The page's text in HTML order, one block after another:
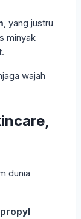
, yang justru
minyak
wajah
dunia